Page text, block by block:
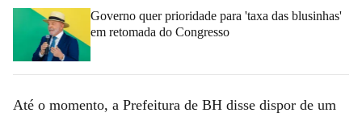
Governo quer prioridade para 'taxa das blusinhas'
em retomada do Congresso
Até o momento, a Prefeitura de BH disse dispor de um